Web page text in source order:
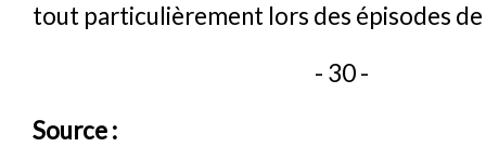
tout particulièrement lors des épisodes de
- 30 -
Source :